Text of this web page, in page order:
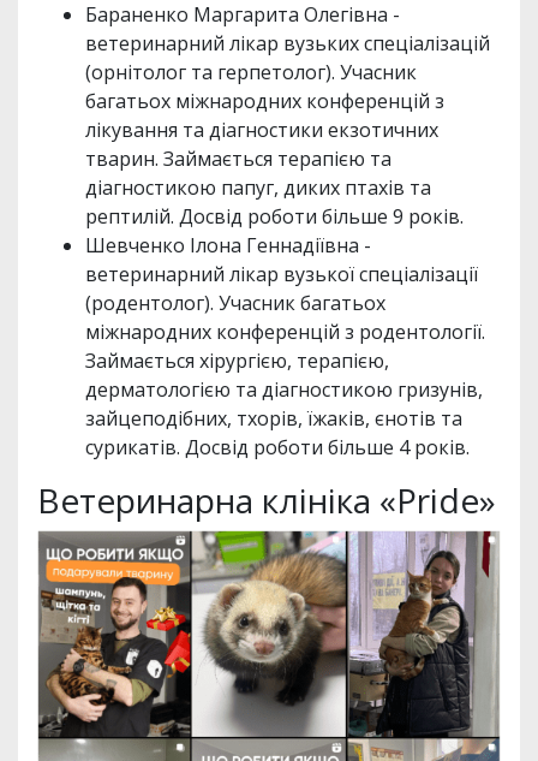
Бараненко Маргарита Олегівна -
ветеринарний лікар вузьких спеціалізацій
(орнітолог та герпетолог). Учасник
багатьох міжнародних конференцій з
лікування та діагностики екзотичних
тварин. Займається терапією та
діагностикою папуг, диких птахів та
рептилій. Досвід роботи більше 9 років.
Шевченко Ілона Геннадіївна -
ветеринарний лікар вузької спеціалізації
(родентолог). Учасник багатьох
міжнародних конференцій з родентології.
Займається хірургією, терапією,
дерматологією та діагностикою гризунів,
зайцеподібних, тхорів, їжаків, єнотів та
сурикатів. Досвід роботи більше 4 років.
Ветеринарна клініка «Pride»